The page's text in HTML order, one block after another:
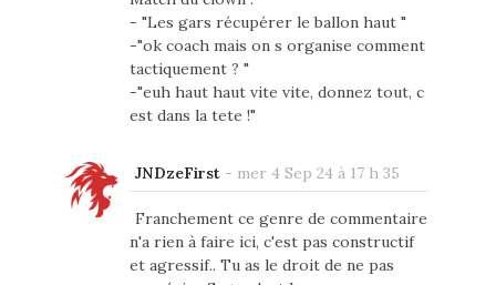
- "Les gars récupérer le ballon haut "
-"ok coach mais on s organise comment
tactiquement ? "
-"euh haut haut vite vite, donnez tout, c
est dans la tete !"
JNDzeFirst- mer 4 Sep 24 à 17 h 35
Franchement ce genre de commentaire
n'a rien à faire ici, c'est pas constructif
et agressif.. Tu as le droit de ne pas